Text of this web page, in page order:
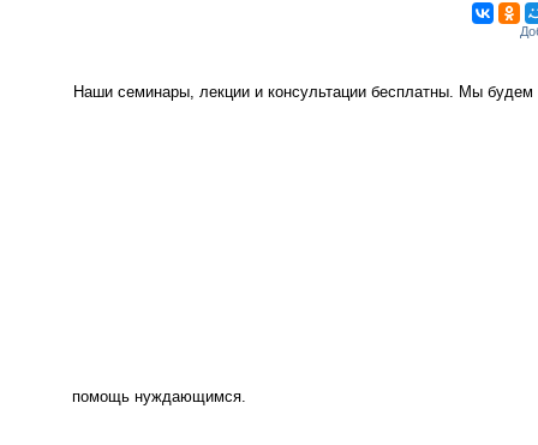
Наши семинары, лекции и консультации бесплатны. Мы
помощь нуждающимся.